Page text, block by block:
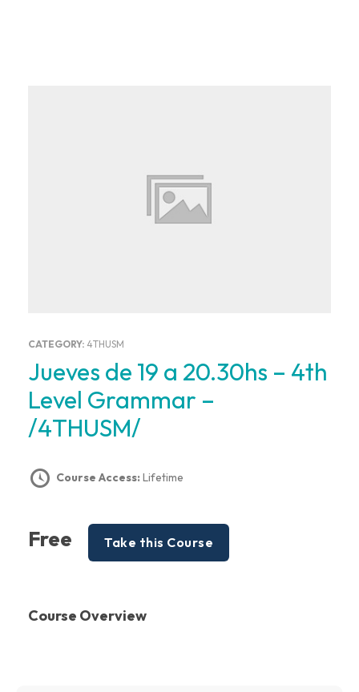
CATEGORY: 4THUSM
Jueves de 19 a 20.30hs – 4th
Level Grammar –
/4THUSM/
Course Access: Lifetime
Free Take this Course
Course Overview